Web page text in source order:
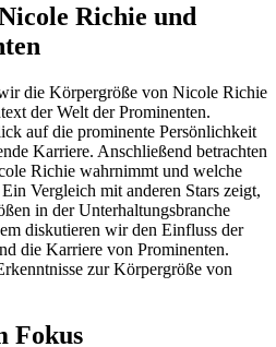
Richie und
die Körpergröße von Nicole Richie
der Welt der Prominenten.
auf die prominente Persönlichkeit
Karriere. Anschließend betrachten
Richie wahrnimmt und welche
Vergleich mit anderen Stars zeigt,
in der Unterhaltungsbranche
diskutieren wir den Einfluss der
die Karriere von Prominenten.
zur Körpergröße von
Fokus